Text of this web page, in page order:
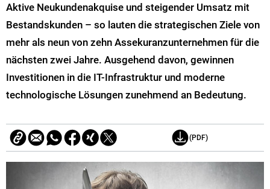
Aktive Neukundenakquise und steigender Umsatz mit
Bestandskunden – so lauten die strategischen Ziele von
mehr als neun von zehn Assekuranzunternehmen für die
nächsten zwei Jahre. Ausgehend davon, gewinnen
Investitionen in die IT-Infrastruktur und moderne
technologische Lösungen zunehmend an Bedeutung.
(PDF)